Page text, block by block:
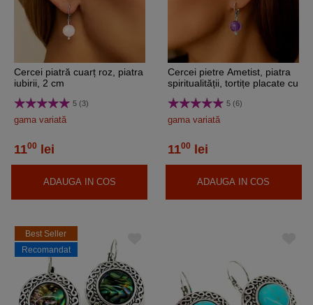
Cercei piatră cuarț roz, piatra
iubirii, 2 cm
5 (3)
gama variată
1100 lei
ADAUGA IN COS
Cercei pietre Ametist, piatra
spiritualității, tortițe placate cu
5 (6)
gama variată
1100 lei
ADAUGA IN COS
Best Seller
Recomandat